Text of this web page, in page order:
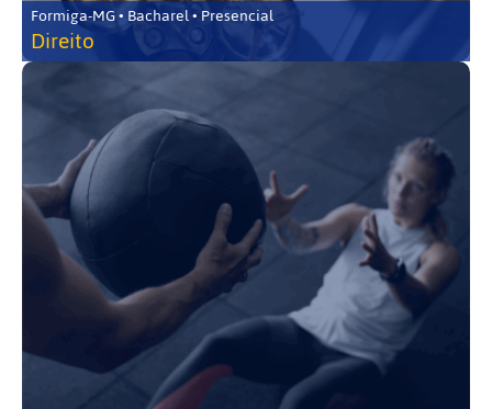
Formiga-MG • Bacharel • Presencial
Direito